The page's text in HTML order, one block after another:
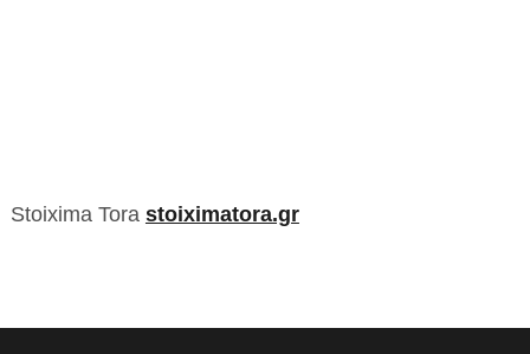
Stoixima Tora stoiximatora.gr